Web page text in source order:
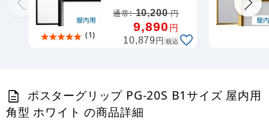
(1)
ック
通常:10,200円
9,890円
10,879円 税込
ポスターグリップ PG-20S B1サイズ 屋内用
角型 ホワイト の商品詳細